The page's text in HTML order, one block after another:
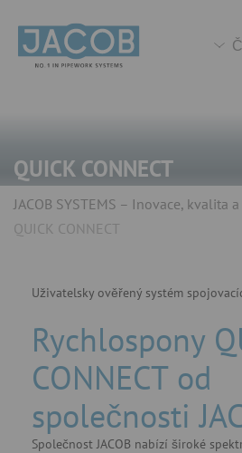
QUICK CONNECT
JACOB SYSTEMS – Inovace, kvalita
QUICK CONNECT
Uživatelsky ověřený systém
Rychlospony
CONNECT od
společnosti
Společnost JACOB nabízí široké